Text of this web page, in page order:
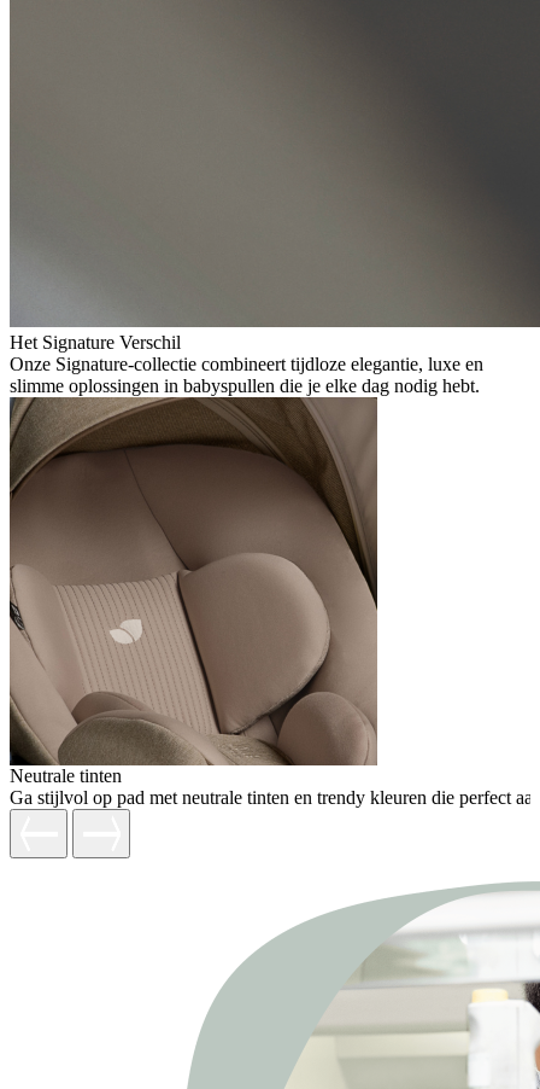
Het Signature Verschil
Onze Signature-collectie combineert tijdloze elegantie, luxe en
slimme oplossingen in babyspullen die je elke dag nodig hebt.
Neutrale tinten
Ga stijlvol op pad met neutrale tinten en trendy kleuren die perfect